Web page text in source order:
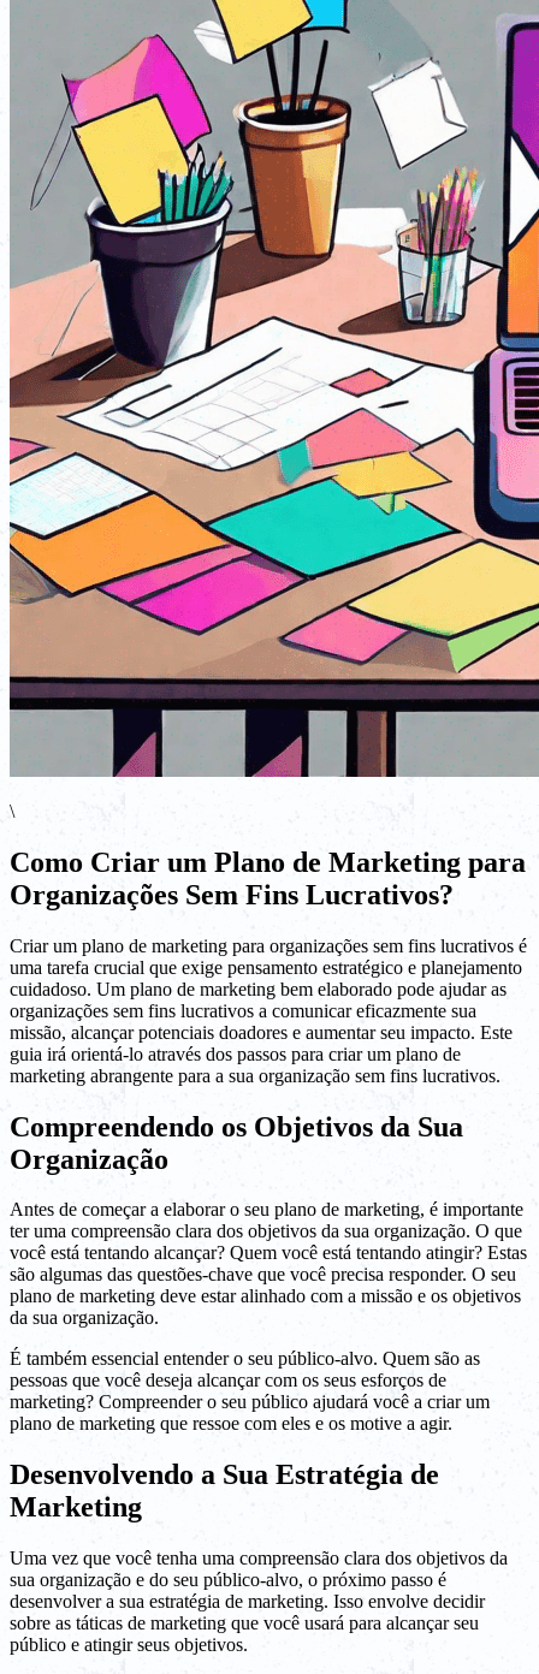
\
Como Criar um Plano de Marketing para
Organizações Sem Fins Lucrativos?
Criar um plano de marketing para organizações sem fins lucrativos é
uma tarefa crucial que exige pensamento estratégico e planejamento
cuidadoso. Um plano de marketing bem elaborado pode ajudar as
organizações sem fins lucrativos a comunicar eficazmente sua
missão, alcançar potenciais doadores e aumentar seu impacto. Este
guia irá orientá-lo através dos passos para criar um plano de
marketing abrangente para a sua organização sem fins lucrativos.
Compreendendo os Objetivos da Sua
Organização
Antes de começar a elaborar o seu plano de marketing, é importante
ter uma compreensão clara dos objetivos da sua organização. O que
você está tentando alcançar? Quem você está tentando atingir? Estas
são algumas das questões-chave que você precisa responder. O seu
plano de marketing deve estar alinhado com a missão e os objetivos
da sua organização.
É também essencial entender o seu público-alvo. Quem são as
pessoas que você deseja alcançar com os seus esforços de
marketing? Compreender o seu público ajudará você a criar um
plano de marketing que ressoe com eles e os motive a agir.
Desenvolvendo a Sua Estratégia de
Marketing
Uma vez que você tenha uma compreensão clara dos objetivos da
sua organização e do seu público-alvo, o próximo passo é
desenvolver a sua estratégia de marketing. Isso envolve decidir
sobre as táticas de marketing que você usará para alcançar seu
público e atingir seus objetivos.